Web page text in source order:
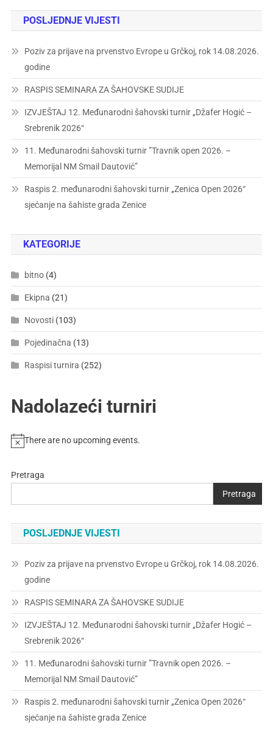
POSLJEDNJE VIJESTI
Poziv za prijave na prvenstvo Evrope u Grčkoj, rok 14.08.2026.
godine
RASPIS SEMINARA ZA ŠAHOVSKE SUDIJE
IZVJEŠTAJ 12. Međunarodni šahovski turnir „Džafer Hogić –
Srebrenik 2026“
11. Međunarodni šahovski turnir ”Travnik open 2026. –
Memorijal NM Smail Dautović”
Raspis 2. međunarodni šahovski turnir „Zenica Open 2026“
sjećanje na šahiste grada Zenice
KATEGORIJE
bitno(4)
Ekipna (21)
Novosti(103)
Pojedinačna (13)
Raspisi turnira (252)
Nadolazeći turniri
There are no upcoming events.
Pretraga
Pretraga
POSLJEDNJE VIJESTI
Poziv za prijave na prvenstvo Evrope u Grčkoj, rok 14.08.2026.
godine
RASPIS SEMINARA ZA ŠAHOVSKE SUDIJE
IZVJEŠTAJ 12. Međunarodni šahovski turnir „Džafer Hogić –
Srebrenik 2026“
11. Međunarodni šahovski turnir ”Travnik open 2026. –
Memorijal NM Smail Dautović”
Raspis 2. međunarodni šahovski turnir „Zenica Open 2026“
sjećanje na šahiste grada Zenice